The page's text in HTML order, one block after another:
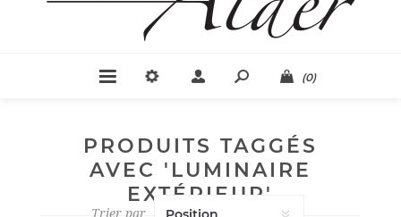
(0)
PRODUITS TAGGÉS
AVEC 'LUMINAIRE
EXTÉRIEUR'
Trier par